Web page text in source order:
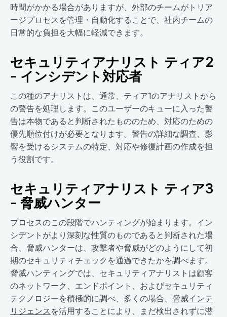
時間がかかる場合がありますが、外部のチームがトリア
ージプロセスを管理・自動化することで、社内チームの
日常的な負担を大幅に軽減できます。
セキュリティアナリスト ティア2
- インシデント対応者
この種のアナリストは、通常、ティア1のアナリストから
の警告を処理します。このユーザーのキューに入った警
告は本物であると判断されたもののため、対応のための
優先順位付けが必要となります。警告の詳細な調査、影
響を受けるシステムの特定、対応や修復計画の作成を担
う役割です。
セキュリティアナリスト ティア3
- 脅威ハンター
プロセスのこの段階でハンティングが始まります。イン
シデントがより深刻な性質のものであると判断された場
合、脅威ハンターは、攻撃者や脅威がどのようにして初
期のセキュリティチェックを通過できたかを調べます。
脅威ハンティングでは、セキュリティアナリストは顧客
のネットワーク、エンドポイント、およびセキュリティ
テクノロジーを積極的に調べ、多くの場合、 脅威インテ
リジェンス を活用することにより、まだ検出されずに潜